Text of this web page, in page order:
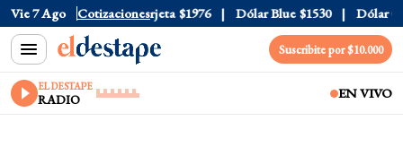
Vie 7 Ago Cotizaciones
$1520 Dólar Tarjeta $1976 Dólar Blue $1530 Dólar CCL
Suscribite por $10.000
EL DESTAPE
RADIO EN VIVO